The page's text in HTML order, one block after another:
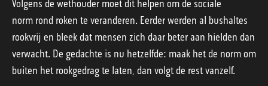
Volgens de wethouder moet dit helpen om de sociale
norm rond roken te veranderen. Eerder werden al bushaltes
rookvrij en bleek dat mensen zich daar beter aan hielden dan
verwacht. De gedachte is nu hetzelfde: maak het de norm om
buiten het rookgedrag te laten, dan volgt de rest vanzelf.